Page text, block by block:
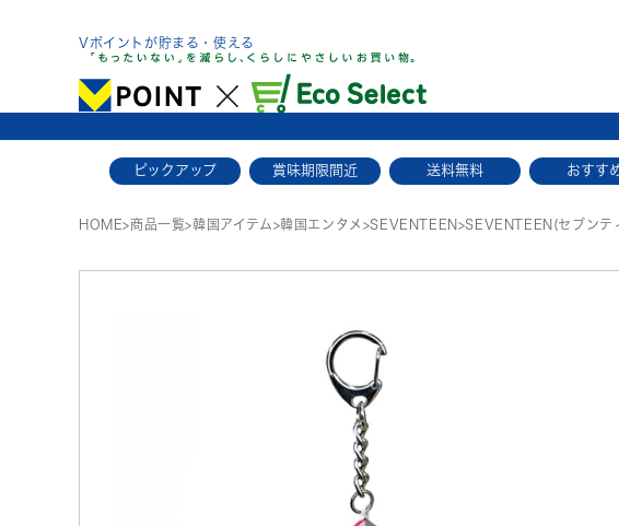
Vポイントが貯まる・使える
ピックアップ 賞味期限間近 送料無料 おすす
HOME>商品一覧>韓国アイテム >韓国エンタメ >SEVENTEEN >SEVENTEEN(セブンテ